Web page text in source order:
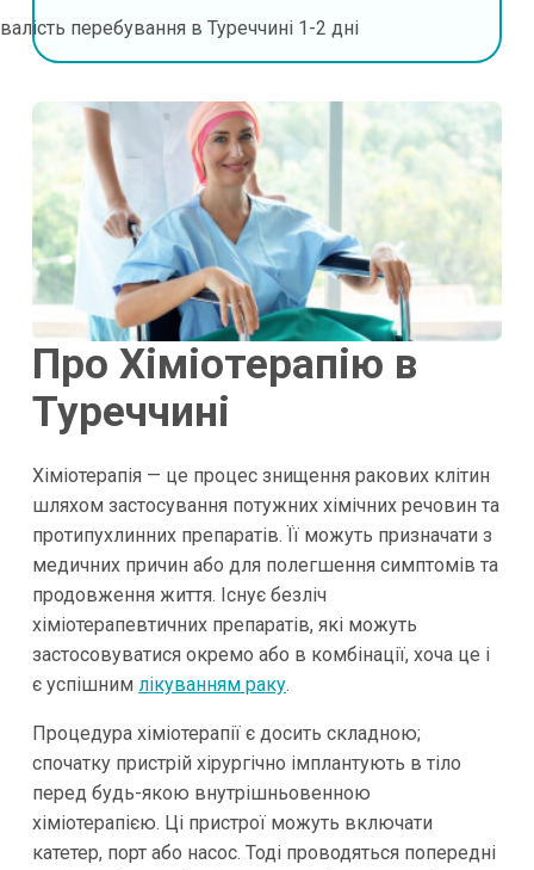
перебування в Туреччині 1-2 дні
Про Хіміотерапію в
Туреччині
Хіміотерапія — це процес знищення ракових клітин
шляхом застосування потужних хімічних речовин та
протипухлинних препаратів. Її можуть призначати з
медичних причин або для полегшення симптомів та
продовження життя. Існує безліч
хіміотерапевтичних препаратів, які можуть
застосовуватися окремо або в комбінації, хоча це і
є успішним лікуванням раку.
Процедура хіміотерапії є досить складною;
спочатку пристрій хірургічно імплантують в тіло
перед будь-якою внутрішньовенною
хіміотерапією. Ці пристрої можуть включати
катетер, порт або насос. Тоді проводяться попередні